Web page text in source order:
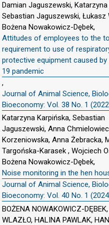
Damian Jaguszewski, Katarzyna
Sebastian Jaguszewski, Łukasz
Bożena Nowakowicz-Dębek,
Attitudes of employees to the
requirement to use of
protective equipment caused by
19 pandemic
,
Journal of Animal Science,
Bioeconomy: Vol. 38 No. 1
Katarzyna Karpińska, Sebastian
Jaguszewski, Anna
Korzeniowska, Anna Żebracka,
Targońska-Karasek , Wojciech
Bożena Nowakowicz-Dębek,
Noise monitoring in the hen
Journal of Animal Science,
Bioeconomy: Vol. 40 No. 1
BOŻENA NOWAKOWICZ-
WLAZŁO, HALINA PAWLAK,